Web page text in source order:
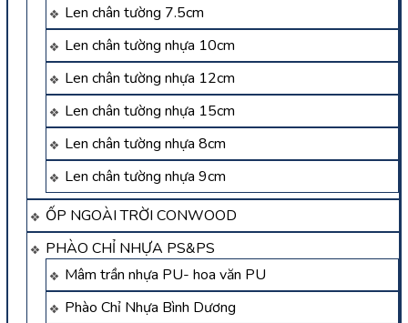
Len chân tường 7.5cm
Len chân tường nhựa 10cm
Len chân tường nhựa 12cm
Len chân tường nhựa 15cm
Len chân tường nhựa 8cm
Len chân tường nhựa 9cm
ỐP NGOÀI TRỜI CONWOOD
PHÀO CHỈ NHỰA PS&PS
Mâm trần nhựa PU- hoa văn PU
Phào Chỉ Nhựa Bình Dương